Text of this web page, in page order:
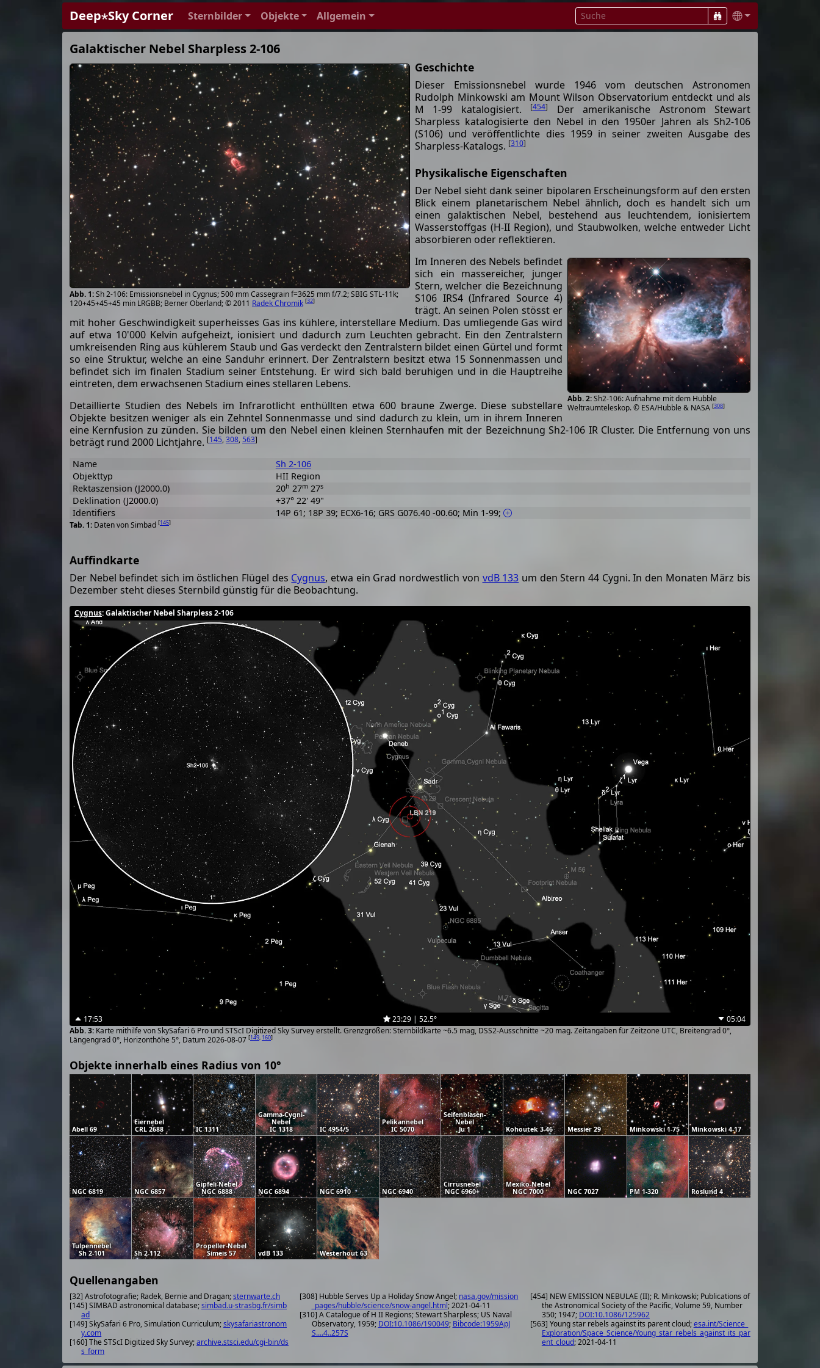
Deep⋆Sky Corner Sternbilder Objekte Allgemein
Galaktischer Nebel Sharpless 2-106
Sh 2-106: Emissionsnebel in Cygnus; 500 mm Cassegrain f=3625 mm f/7.2; SBIG STL-11k;
120+45+45+45 min LRGBB; Berner Oberland; © 2011 Radek Chromik [32]
Geschichte
Dieser Emissionsnebel wurde 1946 vom deutschen Astronomen
Rudolph Minkowski am Mount Wilson Observatorium entdeckt und als
M 1-99 katalogisiert.
[454]
Der amerikanische Astronom Stewart
Sharpless katalogisierte den Nebel in den 1950er Jahren als Sh2-106
(S106) und veröffentlichte dies 1959 in seiner zweiten Ausgabe des
Sharpless-Katalogs. [310]
Physikalische Eigenschaften
Der Nebel sieht dank seiner bipolaren Erscheinungsform auf den ersten
Blick einem planetarischem Nebel ähnlich, doch es handelt sich um
einen galaktischen Nebel, bestehend aus leuchtendem, ionisiertem
Wasserstoffgas (H-II Region), und Staubwolken, welche entweder Licht
absorbieren oder reflektieren.
Sh2-106: Aufnahme mit dem Hubble
Weltraumteleskop. © ESA/Hubble & NASA [308]
Im Inneren des Nebels befindet
sich ein massereicher, junger
Stern, welcher die Bezeichnung
S106 IRS4 (Infrared Source 4)
trägt. An seinen Polen stösst er
mit hoher Geschwindigkeit superheisses Gas ins kühlere, interstellare Medium. Das umliegende Gas wird
auf etwa 10'000 Kelvin aufgeheizt, ionisiert und dadurch zum Leuchten gebracht. Ein den Zentralstern
umkreisenden Ring aus kühlerem Staub und Gas verdeckt den Zentralstern bildet einen Gürtel und formt
so eine Struktur, welche an eine Sanduhr erinnert. Der Zentralstern besitzt etwa 15 Sonnenmassen und
befindet sich im finalen Stadium seiner Entstehung. Er wird sich bald beruhigen und in die Hauptreihe
eintreten, dem erwachsenen Stadium eines stellaren Lebens.
Detaillierte Studien des Nebels im Infrarotlicht enthüllten etwa 600 braune Zwerge. Diese substellare
Objekte besitzen weniger als ein Zehntel Sonnenmasse und sind dadurch zu klein, um in ihrem Inneren
eine Kernfusion zu zünden. Sie bilden um den Nebel einen kleinen Sternhaufen mit der Bezeichnung Sh2-106 IR Cluster. Die Entfernung von uns
beträgt rund 2000 Lichtjahre. [145,308, 563]
Daten von Simbad [145]
Name
Sh 2-106
Objekttyp
HII Region
Rektaszension (J2000.0)
20h 27m27s
Deklination (J2000.0)
+37° 22' 49"
Identifiers
14P 61; 18P 39; ECX6-16; GRS G076.40 -00.60; Min 1-99;
Auffindkarte
Der Nebel befindet sich im östlichen Flügel des Cygnus, etwa ein Grad nordwestlich von vdB 133 um den Stern 44 Cygni. In den Monaten März bis
Dezember steht dieses Sternbild günstig für die Beobachtung.
Cygnus: Galaktischer Nebel Sharpless 2-106
17:53 23:29 | 52.5°
05:04
Karte mithilfe von SkySafari 6 Pro und STScI Digitized Sky Survey erstellt. Grenzgrößen: Sternbildkarte ~6.5 mag, DSS2-Ausschnitte ~20 mag. Zeitangaben für Zeitzone UTC, Breitengrad 0°,
Längengrad 0°, Horizonthöhe 5°, Datum 2026-08-07 [149, 160]
Objekte innerhalb eines Radius von 10°
Abell 69
Eiernebel
CRL 2688
IC 1311
Gamma-Cygni-
Nebel
IC 1318
IC 4954/5
Pelikannebel
IC 5070
Seifenblasen-
Nebel
Ju 1
Kohoutek 3-46 Messier 29 Minkowski 1-75 Minkowski 4-17
NGC 6819 NGC 6857
Gipfeli-Nebel
NGC 6888
NGC 6894 NGC 6910 NGC 6940
Cirrusnebel
NGC 6960+
Mexiko-Nebel
NGC 7000
NGC 7027 PM 1-320 Roslund 4
Tulpennebel
Sh 2-101
Sh 2-112
Propeller-Nebel
Simeis 57
vdB 133 Westerhout 63
Quellenangaben
[32] Astrofotografie; Radek, Bernie and Dragan;sternwarte.ch
[145] SIMBAD astronomical database;simbad.u-strasbg.fr/simb
ad
[149] SkySafari 6 Pro, Simulation Curriculum;skysafariastronom
y.com
[160] The STScI Digitized Sky Survey;archive.stsci.edu/cgi-bin/ds
s_form
[308] Hubble Serves Up a Holiday Snow Angel; nasa.gov/mission
_pages/hubble/science/snow-angel.html; 2021-04-11
[310] A Catalogue of H II Regions; Stewart Sharpless; US Naval
Observatory, 1959; DOI:10.1086/190049; Bibcode:1959ApJ
S....4..257S
[454] NEW EMISSION NEBULAE (II); R. Minkowski; Publications of
the Astronomical Society of the Pacific, Volume 59, Number
350; 1947; DOI:10.1086/125962
[563] Young star rebels against its parent cloud;esa.int/Science_
Exploration/Space_Science/Young_star_rebels_against_its_par
ent_cloud; 2021-04-11